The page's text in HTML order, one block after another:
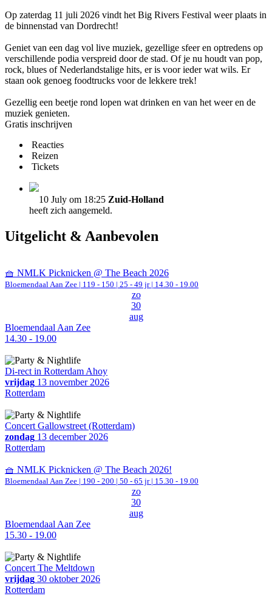
Op zaterdag 11 juli 2026 vindt het Big Rivers Festival weer plaats in
de binnenstad van Dordrecht!
Geniet van een dag vol live muziek, gezellige sfeer en optredens op
verschillende podia verspreid door de stad. Of je nu houdt van pop,
rock, blues of Nederlandstalige hits, er is voor ieder wat wils. Er
staan ook genoeg foodtrucks voor de lekkere trek!
Gezellig een beetje rond lopen wat drinken en van het weer en de
muziek genieten.
Gratis inschrijven
Reacties
Reizen
Tickets
10 July om 18:25 Zuid-Holland
heeft zich aangemeld.
Uitgelicht & Aanbevolen
🧺 NMLK Picknicken @ The Beach 2026
Bloemendaal Aan Zee | 119 - 150 | 25 - 49 jr | 14.30 - 19.00
zo
30
aug
Bloemendaal Aan Zee
14.30 - 19.00
Di-rect in Rotterdam Ahoy
vrijdag 13 november 2026
Rotterdam
Concert Gallowstreet (Rotterdam)
zondag 13 december 2026
Rotterdam
🧺 NMLK Picknicken @ The Beach 2026!
Bloemendaal Aan Zee | 190 - 200 | 50 - 65 jr | 15.30 - 19.00
zo
30
aug
Bloemendaal Aan Zee
15.30 - 19.00
Concert The Meltdown
vrijdag 30 oktober 2026
Rotterdam